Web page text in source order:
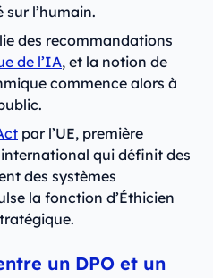
l’humain.
des recommandations
de l’IA, et la notion de
commence alors à
par l’UE, première
qui définit des
des systèmes
la fonction d’Éthicien
un DPO et un